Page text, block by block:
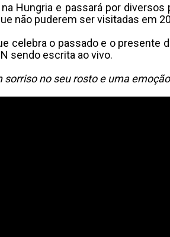
Hungria e passará por
não puderem ser visitadas em
celebra o passado e o presente
sendo escrita ao vivo.
sorriso no seu rosto e uma